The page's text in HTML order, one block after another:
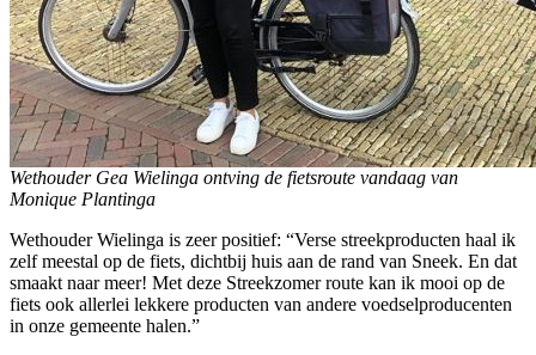
Wethouder Gea Wielinga ontving de fietsroute vandaag van
Monique Plantinga
Wethouder Wielinga is zeer positief: “Verse streekproducten haal ik
zelf meestal op de fiets, dichtbij huis aan de rand van Sneek. En dat
smaakt naar meer! Met deze Streekzomer route kan ik mooi op de
fiets ook allerlei lekkere producten van andere voedselproducenten
in onze gemeente halen.”